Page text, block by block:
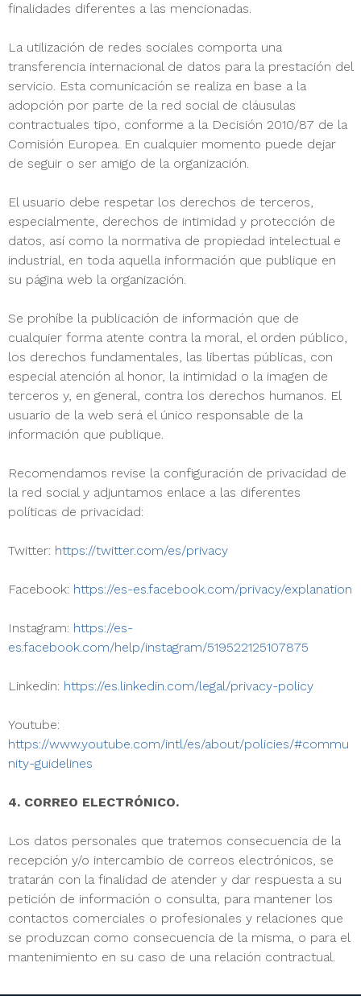
finalidades diferentes a las mencionadas.
La utilización de redes sociales comporta una
transferencia internacional de datos para la prestación del
servicio. Esta comunicación se realiza en base a la
adopción por parte de la red social de cláusulas
contractuales tipo, conforme a la Decisión 2010/87 de la
Comisión Europea. En cualquier momento puede dejar
de seguir o ser amigo de la organización.
El usuario debe respetar los derechos de terceros,
especialmente, derechos de intimidad y protección de
datos, así como la normativa de propiedad intelectual e
industrial, en toda aquella información que publique en
su página web la organización.
Se prohíbe la publicación de información que de
cualquier forma atente contra la moral, el orden público,
los derechos fundamentales, las libertas públicas, con
especial atención al honor, la intimidad o la imagen de
terceros y, en general, contra los derechos humanos. El
usuario de la web será el único responsable de la
información que publique.
Recomendamos revise la configuración de privacidad de
la red social y adjuntamos enlace a las diferentes
políticas de privacidad:
Twitter: https://twitter.com/es/privacy
Facebook: https://es-es.facebook.com/privacy/explanation
Instagram: https://es-
es.facebook.com/help/instagram/519522125107875
Linkedin: https://es.linkedin.com/legal/privacy-policy
Youtube:
https://www.youtube.com/intl/es/about/policies/#commu
nity-guidelines
4. CORREO ELECTRÓNICO.
Los datos personales que tratemos consecuencia de la
recepción y/o intercambio de correos electrónicos, se
tratarán con la finalidad de atender y dar respuesta a su
petición de información o consulta, para mantener los
contactos comerciales o profesionales y relaciones que
se produzcan como consecuencia de la misma, o para el
mantenimiento en su caso de una relación contractual.